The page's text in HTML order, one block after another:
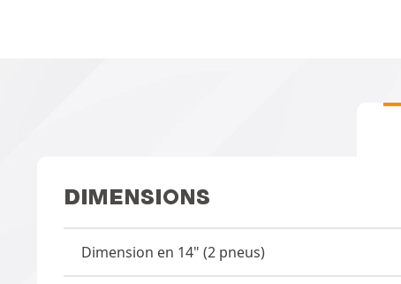
DIMENSIONS
Dimension en 14" (2 pneus)